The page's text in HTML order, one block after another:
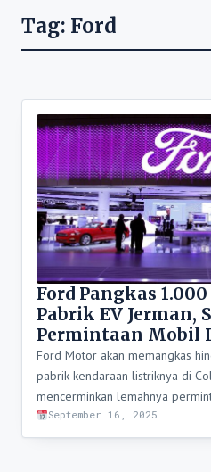
Tag: Ford
Ford Pangkas
Pabrik EV Jerman,
Permintaan Mobil
Ford Motor akan memangkas
pabrik kendaraan listriknya di
mencerminkan lemahnya
September 16, 2025